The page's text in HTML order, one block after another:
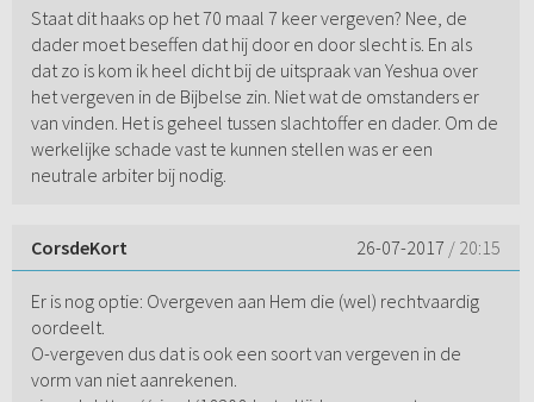
Staat dit haaks op het 70 maal 7 keer vergeven? Nee, de
dader moet beseffen dat hij door en door slecht is. En als
dat zo is kom ik heel dicht bij de uitspraak van Yeshua over
het vergeven in de Bijbelse zin. Niet wat de omstanders er
van vinden. Het is geheel tussen slachtoffer en dader. Om de
werkelijke schade vast te kunnen stellen was er een
neutrale arbiter bij nodig.
CorsdeKort 26-07-2017 / 20:15
Er is nog optie: Overgeven aan Hem die (wel) rechtvaardig
oordeelt.
O-vergeven dus dat is ook een soort van vergeven in de
vorm van niet aanrekenen.